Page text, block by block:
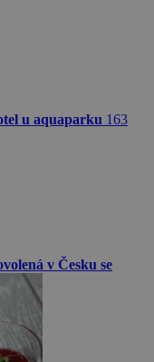
u aquaparku 163
v Česku se